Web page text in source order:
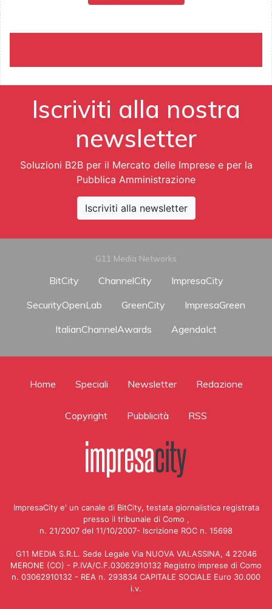
Iscriviti alla nostra
newsletter
Soluzioni B2B per il Mercato delle Imprese e per la
Pubblica Amministrazione
Iscriviti alla newsletter
G11 Media Networks
BitCity ChannelCity
ImpresaCity
SecurityOpenLab
GreenCity
ImpresaGreen
ItalianChannelAwards
AgendaIct
Home Speciali Newsletter Redazione
Copyright Pubblicità RSS
ImpresaCity e' un canale di BitCity, testata giornalistica registrata
presso il tribunale di Como ,
n. 21/2007 del 11/10/2007- Iscrizione ROC n. 15698
G11 MEDIA S.R.L. Sede Legale Via NUOVA VALASSINA, 4 22046
MERONE (CO) - P.IVA/C.F.03062910132 Registro imprese di Como
n. 03062910132 - REA n. 293834 CAPITALE SOCIALE Euro 30.000
i.v.